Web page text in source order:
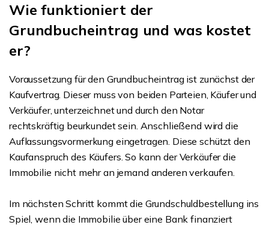
Wie funktioniert der
Grundbucheintrag und was kostet
er?
Voraussetzung für den Grundbucheintrag ist zunächst der
Kaufvertrag. Dieser muss von beiden Parteien, Käufer und
Verkäufer, unterzeichnet und durch den Notar
rechtskräftig beurkundet sein. Anschließend wird die
Auflassungsvormerkung eingetragen. Diese schützt den
Kaufanspruch des Käufers. So kann der Verkäufer die
Immobilie nicht mehr an jemand anderen verkaufen.
Im nächsten Schritt kommt die Grundschuldbestellung ins
Spiel, wenn die Immobilie über eine Bank finanziert